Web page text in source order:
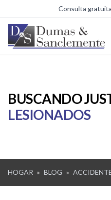
Saltar al contenido principal
Consulta
BUSCANDO
LESIONADOS
HOGAR » BLOG »